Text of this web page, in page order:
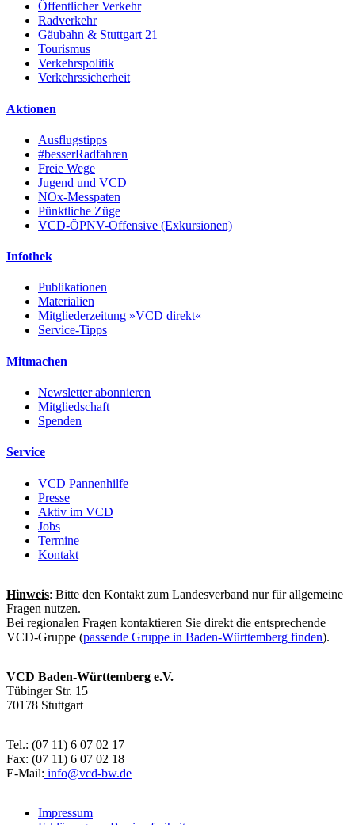
Öffentlicher Verkehr
Radverkehr
Gäubahn & Stuttgart 21
Tourismus
Verkehrspolitik
Verkehrssicherheit
Aktionen
Ausflugstipps
#besserRadfahren
Freie Wege
Jugend und VCD
NOx-Messpaten
Pünktliche Züge
VCD-ÖPNV-Offensive (Exkursionen)
Infothek
Publikationen
Materialien
Mitgliederzeitung »VCD direkt«
Service-Tipps
Mitmachen
Newsletter abonnieren
Mitgliedschaft
Spenden
Service
VCD Pannenhilfe
Presse
Aktiv im VCD
Jobs
Termine
Kontakt
Hinweis: Bitte den Kontakt zum Landesverband nur für allgemeine
Fragen nutzen.
Bei regionalen Fragen kontaktieren Sie direkt die entsprechende
VCD-Gruppe (passende Gruppe in Baden-Württemberg finden).
VCD Baden-Württemberg e.V.
Tübinger Str. 15
70178 Stuttgart
Tel.: (07 11) 6 07 02 17
Fax: (07 11) 6 07 02 18
E-Mail: info@vcd-bw.de
Impressum